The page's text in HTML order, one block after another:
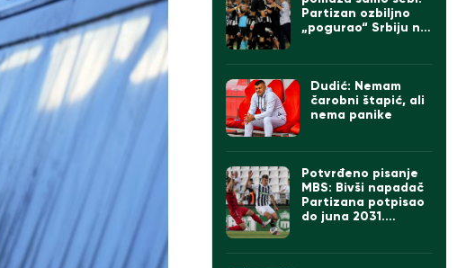
Partizan ozbiljno
„pogurao“ Srbiju na
Dudić: Nemam
čarobni štapić, ali
nema panike
Potvrđeno pisanje
MBS: Bivši napadač
Partizana potpisao
do juna 2031.